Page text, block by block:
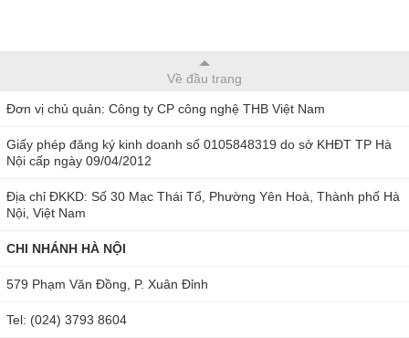
cần được kết hợp với bơm thủy lực thì mới có thể hoạt động
hoàn chỉnh, người dùng chỉ cần sử dụng bơm tay thủy lực
trong quá trình sử dụng. Đầu nối theo chuẩn 3/8"-NPT giúp
lực.
Về đầu trang
Đơn vị chủ quản: Công ty CP công nghệ THB Việt Nam
Giấy phép đăng ký kinh doanh số 0105848319 do sở KHĐT TP Hà
Nội cấp ngày 09/04/2012
Địa chỉ ĐKKD: Số 30 Mạc Thái Tổ, Phường Yên Hoà, Thành phố Hà
Nội, Việt Nam
CHI NHÁNH HÀ NỘI
579 Phạm Văn Đồng, P. Xuân Đỉnh
Tel: (024) 3793 8604